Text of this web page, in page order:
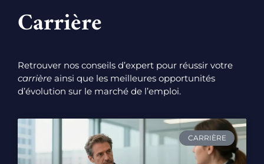
Carrière
Retrouver nos conseils d’expert pour réussir votre
carrière ainsi que les meilleures opportunités
d’évolution sur le marché de l’emploi.
CARRIÈRE